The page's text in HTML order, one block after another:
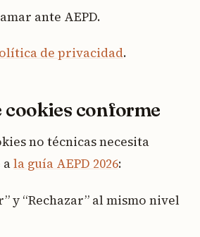
ante AEPD.
de privacidad.
cookies conforme
no técnicas necesita
ala guía AEPD 2026:
y “Rechazar” al mismo nivel